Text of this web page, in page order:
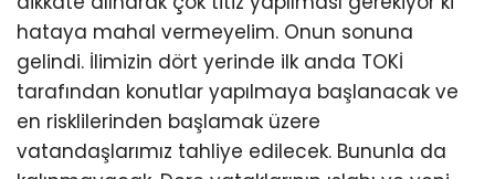
hataya mahal vermeyelim. Onun sonuna
gelindi. İlimizin dört yerinde ilk anda TOKİ
tarafından konutlar yapılmaya başlanacak ve
en risklilerinden başlamak üzere
vatandaşlarımız tahliye edilecek. Bununla da